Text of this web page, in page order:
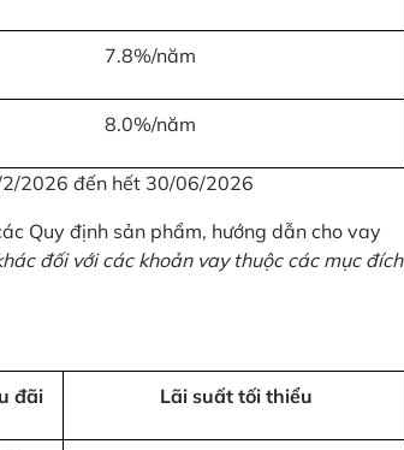
7.8%/năm
8.0%/năm
2026 đến hết 30/06/2026
Quy định sản phẩm, hướng dẫn cho vay
đối với các khoản vay thuộc các mục đích
đãi Lãi suất tối thiểu